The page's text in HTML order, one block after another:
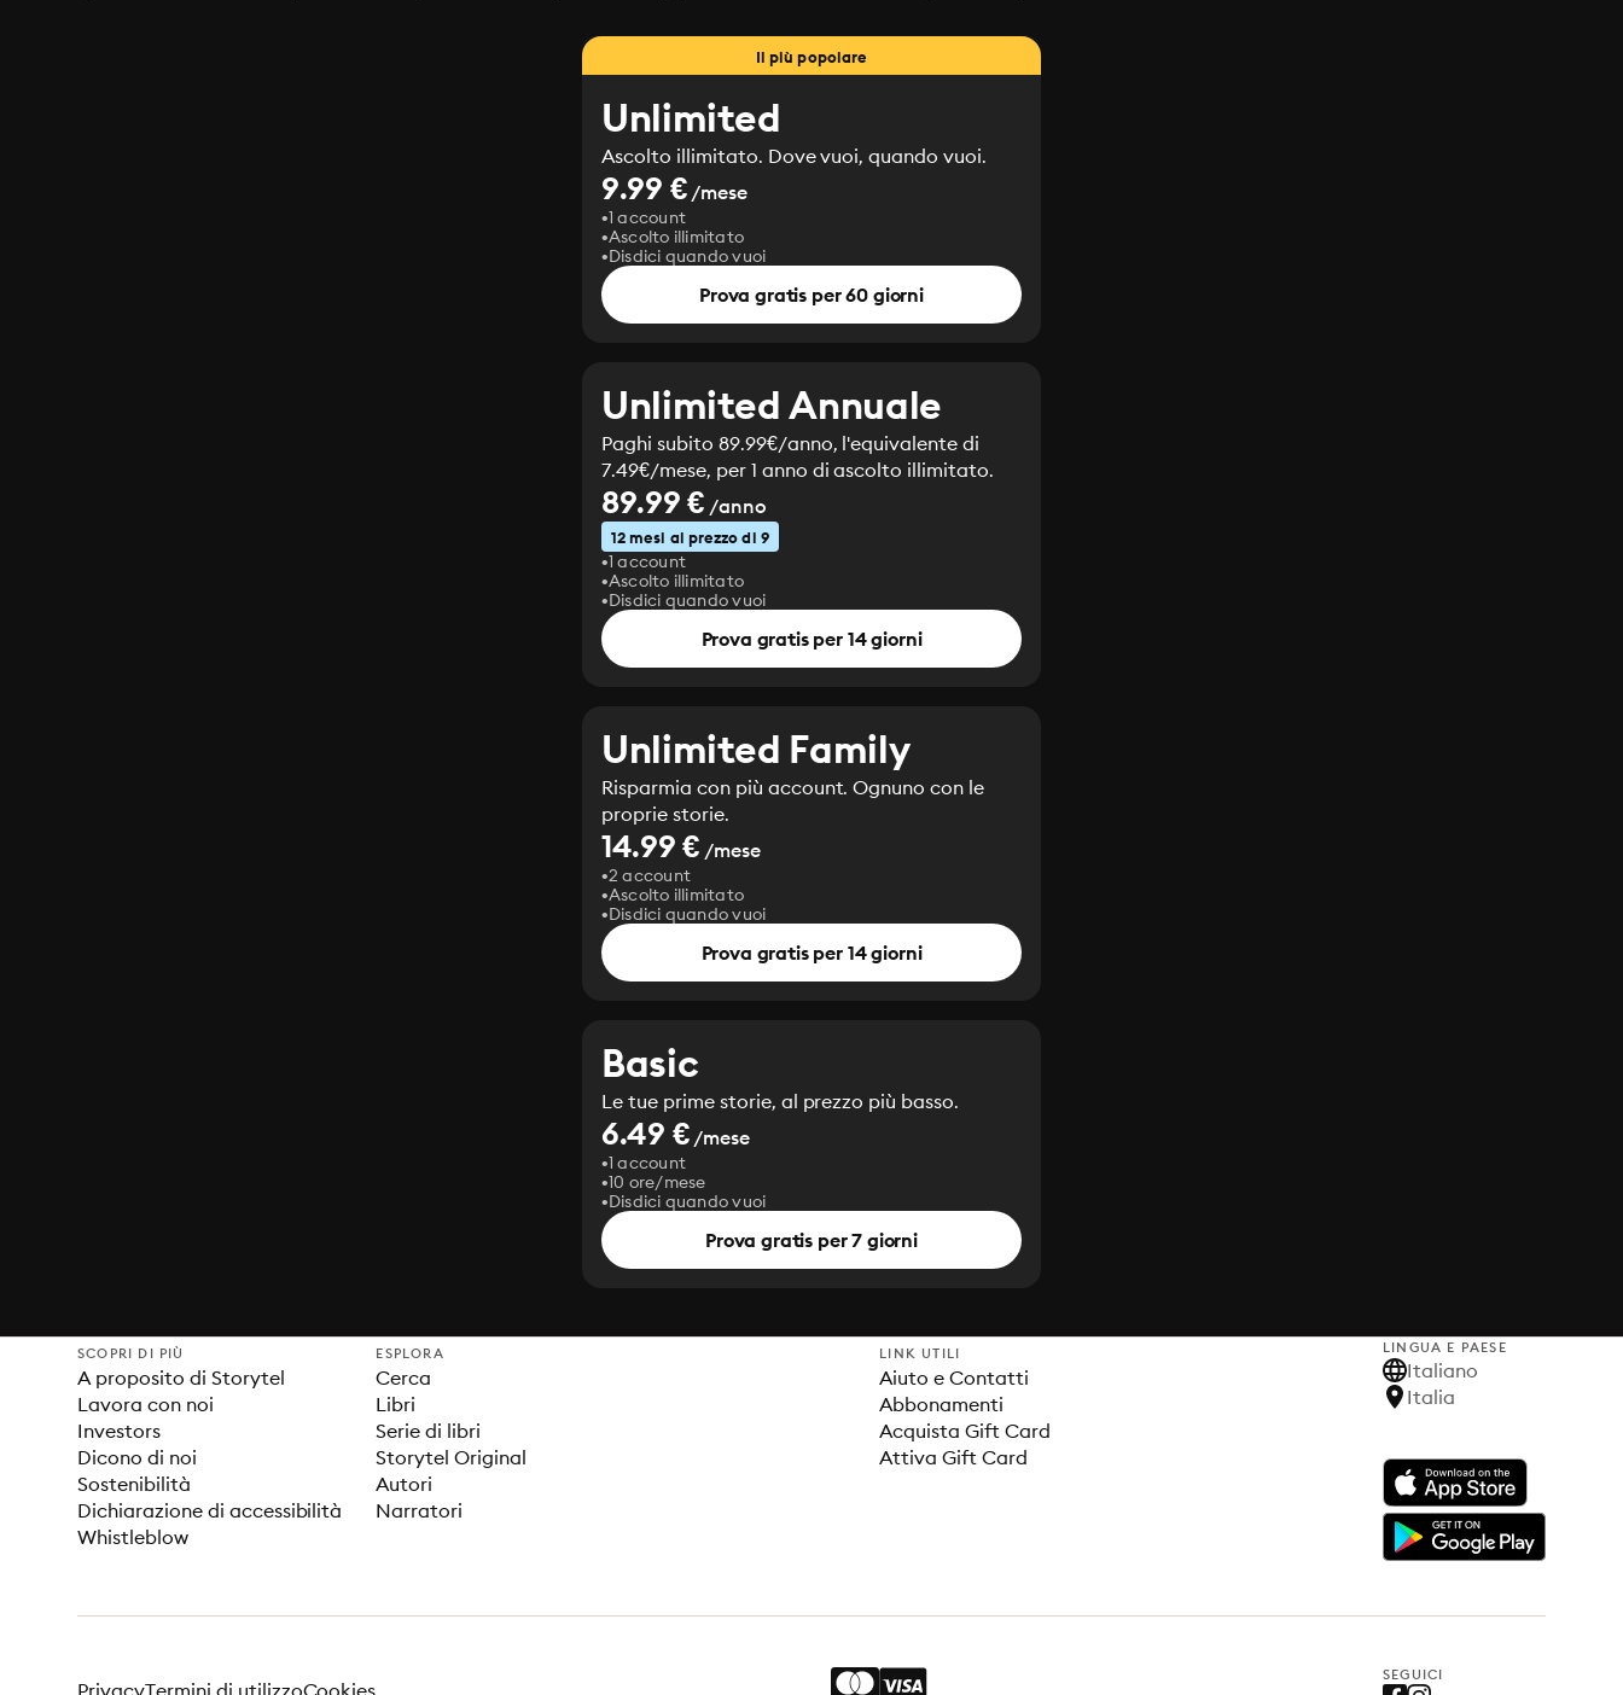
Il più popolare
Unlimited
Ascolto illimitato. Dove vuoi, quando vuoi.
9.99 €/mese
1 account
Ascolto illimitato
Disdici quando vuoi
Prova gratis per 60 giorni
Unlimited Annuale
Paghi subito 89.99€/anno, l'equivalente di
7.49€/mese, per 1 anno di ascolto illimitato.
89.99 € /anno
12 mesi al prezzo di 9
1 account
Ascolto illimitato
Disdici quando vuoi
Prova gratis per 14 giorni
Unlimited Family
Risparmia con più account. Ognuno con le
proprie storie.
14.99 € /mese
2 account
Ascolto illimitato
Disdici quando vuoi
Prova gratis per 14 giorni
Basic
Le tue prime storie, al prezzo più basso.
6.49 €/mese
1 account
10 ore/mese
Disdici quando vuoi
Prova gratis per 7 giorni
SCOPRI DI PIÙ
A proposito di Storytel
Lavora con noi
Investors
Dicono di noi
Sostenibilità
Dichiarazione di accessibilità
Whistleblow
ESPLORA
Cerca
Libri
Serie di libri
Storytel Original
Autori
Narratori
LINK UTILI
Aiuto e Contatti
Abbonamenti
Acquista Gift Card
Attiva Gift Card
LINGUA E PAESE
Italiano
Italia
SEGUICI
PrivacyTermini di utilizzoCookies